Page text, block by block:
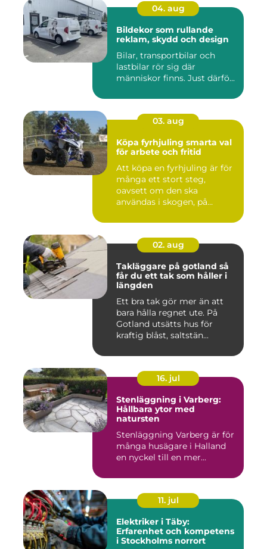
04. aug
Bildekor som rullande
reklam, skydd och design
Bilar, transportbilar och
lastbilar rör sig där
människor finns. Just därfö...
03. aug
Köpa fyrhjuling smarta val
för arbete och fritid
Att köpa en fyrhjuling är för
många ett stort steg,
oavsett om den ska
användas i skogen, på
02. aug
Takläggare på gotland så
får du ett tak som håller i
längden
Ett bra tak gör mer än att
bara hålla regnet ute. På
Gotland utsätts hus för
kraftig blåst, saltstän...
16. jul
Stenläggning i Varberg:
Hållbara ytor med
natursten
Stenläggning Varberg är för
många husägare i Halland
en nyckel till en mer...
11. jul
Elektriker i Täby:
Erfarenhet och kompetens
i Stockholms norrort